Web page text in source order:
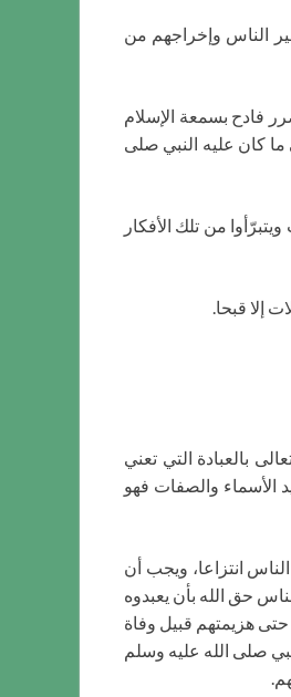
الناس وإخراجهم من
فادح بسمعة الإسلام
كان عليه النبي صلى
من تلك الأفكار
إلا قبحا.
بالعبادة التي تعني
الأسماء والصفات فهو
انتزاعا، ويجب أن
حق الله بأن يعبدوه
هزيمتهم قبيل وفاة
صلى الله عليه وسلم